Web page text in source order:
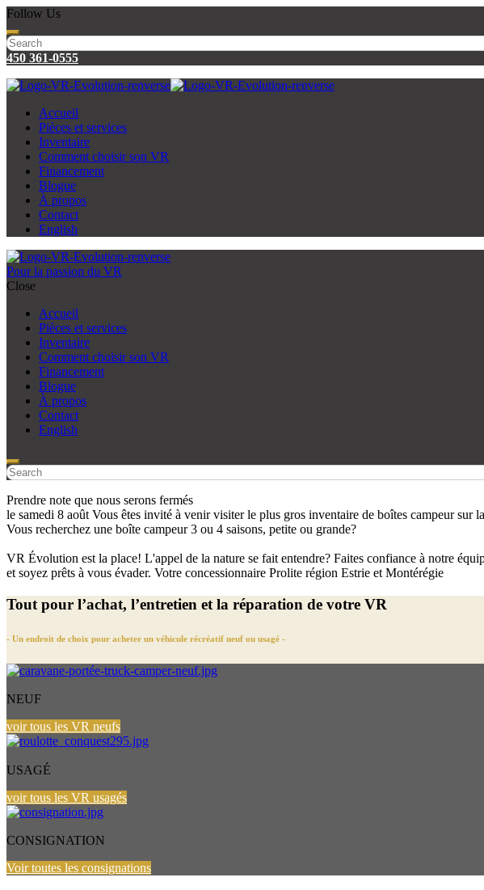
Follow Us
450 361-0555
Accueil
Pièces et services
Inventaire
Comment choisir son VR
Financement
Blogue
À propos
Contact
English
Pour la passion du VR
Close
Accueil
Pièces et services
Inventaire
Comment choisir son VR
Financement
Blogue
À propos
Contact
English
Prendre note que nous serons fermés
le samedi 8 août Vous êtes invité à venir visiter le plus gros inventaire de boîtes campeur sur
Vous recherchez une boîte campeur 3 ou 4 saisons, petite ou grande?
VR Évolution est la place! L'appel de la nature se fait entendre? Faites confiance à notre
et soyez prêts à vous évader. Votre concessionnaire Prolite région Estrie et Montérégie
Tout pour l’achat, l’entretien et la réparation de votre VR
- Un endroit de choix pour acheter un véhicule récréatif neuf ou usagé -
NEUF
voir tous les VR neufs
USAGÉ
voir tous les VR usagés
CONSIGNATION
Voir toutes les consignations